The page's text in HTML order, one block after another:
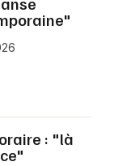
: "là